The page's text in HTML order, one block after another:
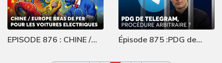
EPISODE 876 : CHINE /
Épisode 875 :PDG de